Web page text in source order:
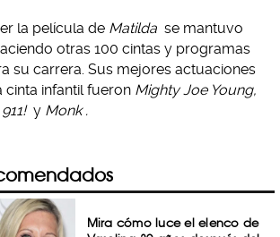
la película de Matilda se mantuvo
otras 100 cintas y programas
su carrera. Sus mejores actuaciones
cinta infantil fueron Mighty Joe Young,
yMonk .
Mira cómo luce el elenco de